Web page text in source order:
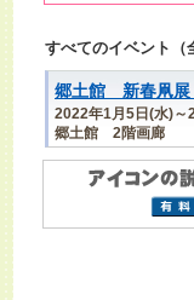
すべてのイベント（
郷土館 新春凧展
2022年1月5日(水)
郷土館 2階画廊